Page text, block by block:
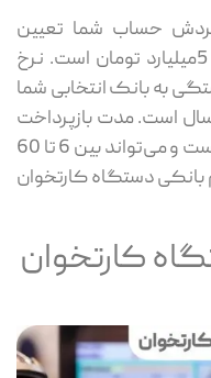
حساب شما تعیین
می‌شود و معمولاً بین 10میلیون تا 5میلیارد تومان است. نرخ
به بانک انتخابی شما
6 تا 24 درصد در سال است. مدت بازپرداخت
وام با دستگاه کارتخوان نیز متغیر است و می‌تواند بین 6 تا 60
بانکی دستگاه کارتخوان
کارتخوان